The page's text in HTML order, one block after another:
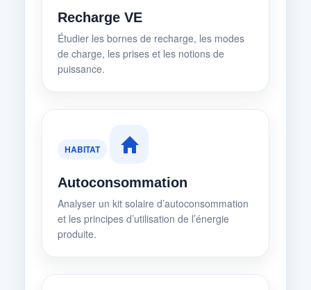
Recharge VE
Étudier les bornes de recharge, les modes
de charge, les prises et les notions de
puissance.
HABITAT
Autoconsommation
Analyser un kit solaire d’autoconsommation
et les principes d’utilisation de l’énergie
produite.